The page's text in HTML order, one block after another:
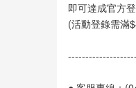
即可達成官方
(活動登錄需滿